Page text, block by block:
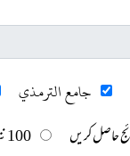
جامع الترمذي
100 نتائج حاصل کریں